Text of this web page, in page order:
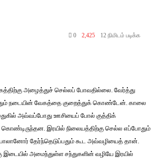
0 2,425 12 நிமிடம் படிக்க
அழைத்துச் செல்லப் போவதில்லை. வேர்த்து
நடையின் வேகத்தை குறைத்துக் கொண்டேன். காலை
அவ்வப்போது ஊசியைப் போல் குத்திக்
இரயில் நிலையத்திற்கு செல்ல எப்போதும்
தேர்ந்தெடுப்பதும் கூட அவ்வழியைத் தான்.
இடையில் அமைந்துள்ள சந்துகளின் வழியே இரயில்